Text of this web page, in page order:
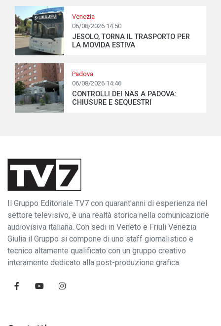
Venezia
06/08/2026 14:50
JESOLO, TORNA IL TRASPORTO PER
LA MOVIDA ESTIVA
Padova
06/08/2026 14:46
CONTROLLI DEI NAS A PADOVA:
CHIUSURE E SEQUESTRI
Il Gruppo Editoriale TV7 con quarant'anni di esperienza nel
settore televisivo, è una realtà storica nella comunicazione
audiovisiva italiana. Con sedi in Veneto e Friuli Venezia
Giulia il Gruppo si compone di uno staff giornalistico e
tecnico altamente qualificato con un gruppo creativo
interamente dedicato alla post-produzione grafica.